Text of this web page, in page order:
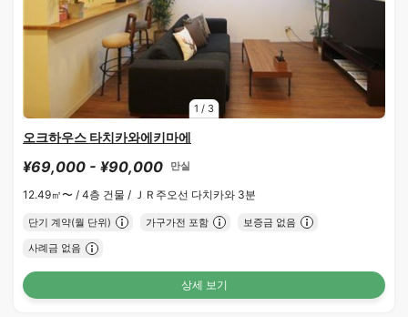
1 / 3
오크하우스 타치카와에키마에
¥69,000 - ¥90,000 만실
12.49㎡〜 / 4층 건물 / ＪＲ주오선 다치카와 3분
단기 계약(월 단위) 가구가전 포함 보증금 없음
사례금 없음
상세 보기